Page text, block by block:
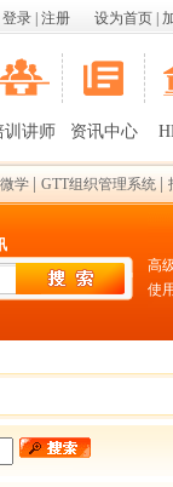
设为首页
登录 注册
训讲师 资讯中心
微学 GTT组织管理系统
高
使